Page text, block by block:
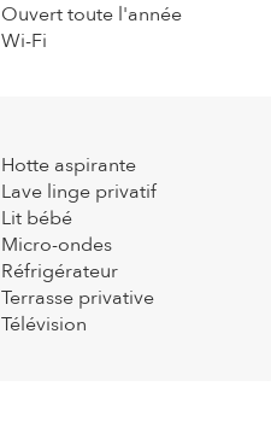
Ouvert toute l'année
Wi-Fi
Hotte aspirante
Lave linge privatif
Lit bébé
Micro-ondes
Réfrigérateur
Terrasse privative
Télévision